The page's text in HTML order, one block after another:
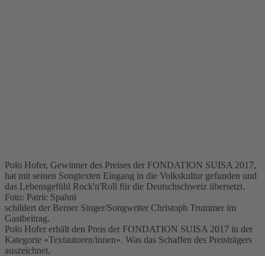
Polo Hofer, Gewinner des Preises der FONDATION SUISA 2017,
hat mit seinen Songtexten Eingang in die Volkskultur gefunden und
das Lebensgefühl Rock'n'Roll für die Deutschschweiz übersetzt.
Foto: Patric Spahni
schildert der Berner Singer/Songwriter Christoph Trummer im
Gastbeitrag.
Polo Hofer erhält den Preis der FONDATION SUISA 2017 in der
Kategorie «Textautoren/innen». Was das Schaffen des Preisträgers
auszeichnet,